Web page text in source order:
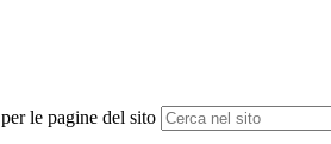
le pagine del sito